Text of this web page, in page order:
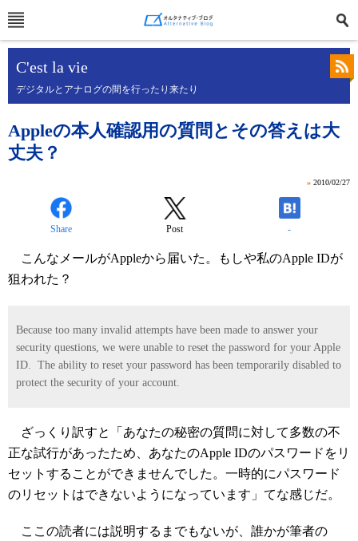
C'est la vie
デジタルとアナログの間を行ったり来たり
Appleの本人確認用の質問とその答えは大
丈夫？
» 2010/02/27
Share Post -
こんなメールがAppleから届いた。もしや私のApple IDが
狙われた？
Because too many invalid attempts have been made to answer your
security questions, we were unable to reset the password for your Apple
ID. The ability to reset your password has been temporarily disabled to
protect the security of your account.
ざっくり訳すと「あなたの秘密の質問に対して多数の不
正な試行があったため、あなたのApple IDのパスワードをリ
セットすることができませんでした。一時的にパスワード
のリセットはできないようになっています」てな感じだ。
ここの読者には説明するまでもないが、誰かが筆者の